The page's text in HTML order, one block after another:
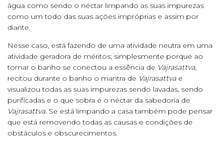
água como sendo o néctar limpando as suas impurezas
como um todo das suas ações impróprias e assim por
diante.
Nesse caso, está fazendo de uma atividade neutra em uma
atividade geradora de méritos; simplesmente porque ao
tomar o banho se conectou a essência de Vajrasattva,
recitou durante o banho o mantra de Vajrasattva e
visualizou todas as suas impurezas sendo lavadas, sendo
purificadas e o que sobra é o néctar da sabedoria de
Vajrasattva. Se está limpando a casa também pode pensar
que está removendo todas as causas e condições de
obstáculos e obscurecimentos.